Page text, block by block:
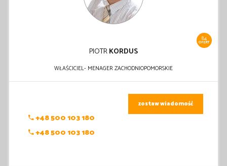
84
OFERT
PIOTRKORDUS
WŁAŚCICIEL- MENAGER ZACHODNIOPOMORSKIE
+48 500 103 180
+48 500 103 180
zostaw wiadomość